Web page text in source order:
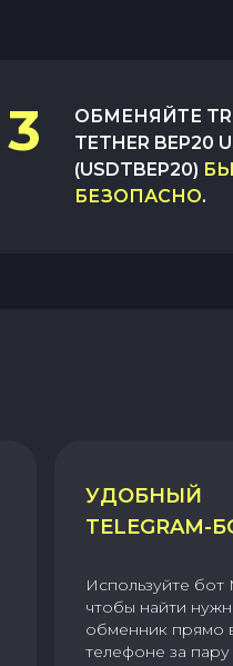
3 ОБМЕНЯЙТЕ
TETHER BEP20
(USDTBEP20)
БЕЗОПАСНО.
УДОБНЫЙ
TELEGRAM-
Используйте бот
чтобы найти
обменник прямо
телефоне за